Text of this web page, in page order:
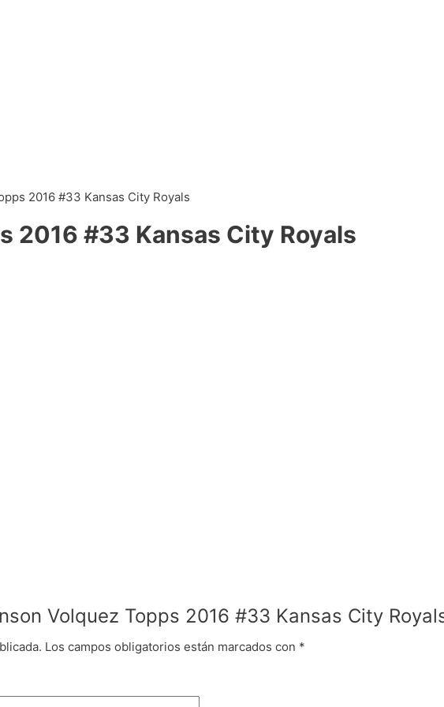
2016 #33 Kansas City Royals
2016 #33 Kansas City Royals
Volquez Topps 2016 #33 Kansas City
Los campos obligatorios están marcados con *